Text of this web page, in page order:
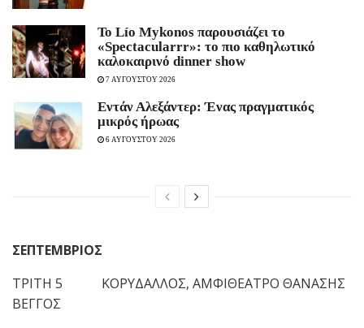
Το Lío Mykonos παρουσιάζει το
«Spectacularrr»: το πιο καθηλωτικό
καλοκαιρινό dinner show
7 ΑΥΓΟΥΣΤΟΥ 2026
Εντάν Αλεξάντερ: Ένας πραγματικός
μικρός ήρωας
6 ΑΥΓΟΥΣΤΟΥ 2026
ΣΕΠΤΕΜΒΡΙΟΣ
ΤΡΙΤΗ 5 ΚΟΡΥΔΑΛΛΟΣ, ΑΜΦΙΘΕΑΤΡΟ ΘΑΝΑΣΗΣ
ΒΕΓΓΟΣ